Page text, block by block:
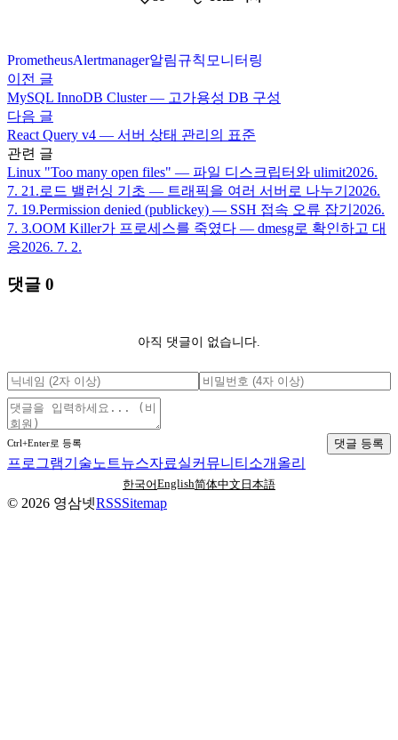
PrometheusAlertmanager알림규칙 모니터링
이전 글
MySQL InnoDB Cluster — 고가용성 DB 구성
다음 글
React Query v4 — 서버 상태 관리의 표준
관련 글
Linux "Too many open files" — 파일 디스크립터와 ulimit2026.
7. 21.로드 밸런싱 기초 — 트래픽을 여러 서버로 나누기 2026.
7. 19.Permission denied (publickey) — SSH 접속 오류 잡기 2026.
7. 3.OOM Killer가 프로세스를 죽였다 — dmesg로 확인하고 대
응2026. 7. 2.
댓글 0
아직 댓글이 없습니다.
Ctrl+Enter로 등록 댓글 등록
프로그램기술노트뉴스자료실커뮤니티 소개 올리
한국어English简体中文 日本語
© 2026 영삼넷RSSSitemap